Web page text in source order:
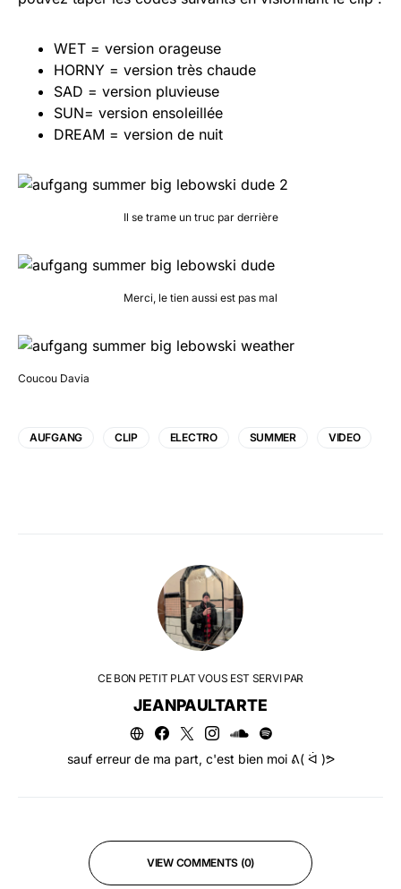
WET = version orageuse
HORNY = version très chaude
SAD = version pluvieuse
SUN= version ensoleillée
DREAM = version de nuit
Il se trame un truc par derrière
Merci, le tien aussi est pas mal
Coucou Davia
AUFGANG CLIP ELECTRO SUMMER VIDEO
CE BON PETIT PLAT VOUS EST SERVI PAR
JEANPAULTARTE
sauf erreur de ma part, c'est bien moi ᕕ( ᐛ )ᕗ
VIEW COMMENTS (0)